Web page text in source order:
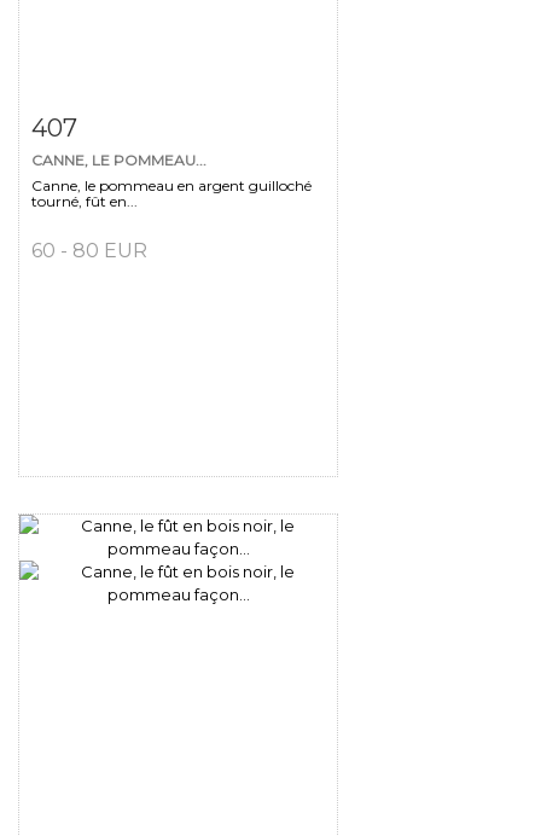
Fiche détaillée
407
CANNE, LE POMMEAU...
Canne, le pommeau en argent guilloché
tourné, fût en...
60 - 80 EUR